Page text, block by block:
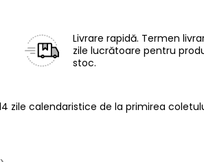
Livrare rapidă. Termen
zile lucrătoare pentru
stoc.
zile calendaristice de la primirea